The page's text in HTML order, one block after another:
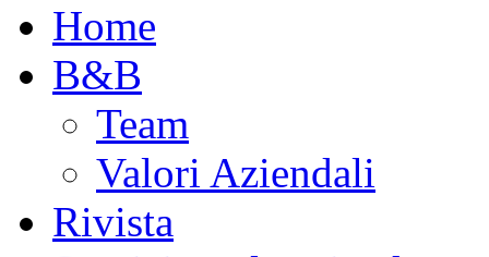
Home
B&B
Team
Valori Aziendali
Rivista